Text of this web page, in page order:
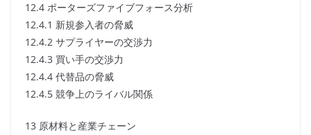
12.4 ポーターズファイブフォース分析
12.4.1 新規参入者の脅威
12.4.2 サプライヤーの交渉力
12.4.3 買い手の交渉力
12.4.4 代替品の脅威
12.4.5 競争上のライバル関係
13 原材料と産業チェーン